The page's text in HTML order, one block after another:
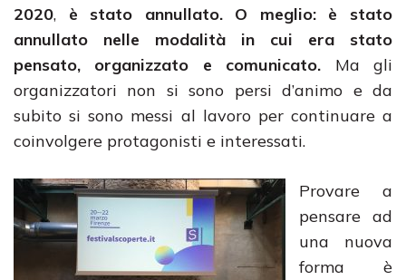
2020, è stato annullato. O meglio: è stato
annullato nelle modalità in cui era stato
pensato, organizzato e comunicato. Ma gli
organizzatori non si sono persi d’animo e da
subito si sono messi al lavoro per continuare a
coinvolgere protagonisti e interessati.
Provare a
pensare ad
una nuova
forma è